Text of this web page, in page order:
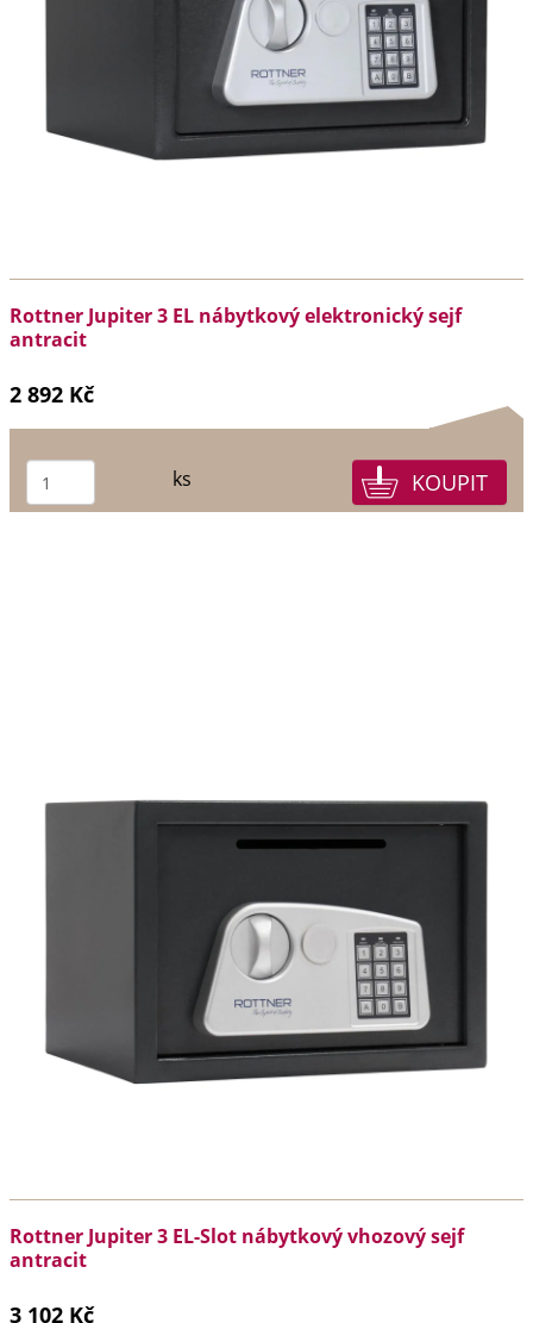
Rottner Jupiter 3 EL nábytkový elektronický sejf
antracit
2 892 Kč
ks
Rottner Jupiter 3 EL-Slot nábytkový vhozový sejf
antracit
3 102 Kč